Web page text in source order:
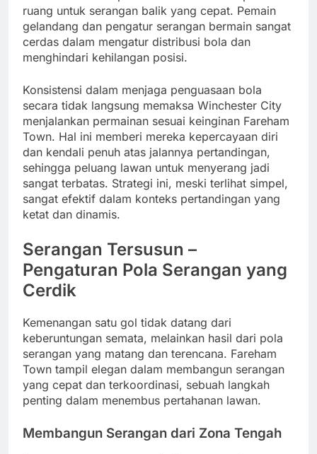
ruang untuk serangan balik yang cepat. Pemain
gelandang dan pengatur serangan bermain sangat
cerdas dalam mengatur distribusi bola dan
menghindari kehilangan posisi.
Konsistensi dalam menjaga penguasaan bola
secara tidak langsung memaksa Winchester City
menjalankan permainan sesuai keinginan Fareham
Town. Hal ini memberi mereka kepercayaan diri
dan kendali penuh atas jalannya pertandingan,
sehingga peluang lawan untuk menyerang jadi
sangat terbatas. Strategi ini, meski terlihat simpel,
sangat efektif dalam konteks pertandingan yang
ketat dan dinamis.
Serangan Tersusun –
Pengaturan Pola Serangan yang
Cerdik
Kemenangan satu gol tidak datang dari
keberuntungan semata, melainkan hasil dari pola
serangan yang matang dan terencana. Fareham
Town tampil elegan dalam membangun serangan
yang cepat dan terkoordinasi, sebuah langkah
penting dalam menembus pertahanan lawan.
Membangun Serangan dari Zona Tengah